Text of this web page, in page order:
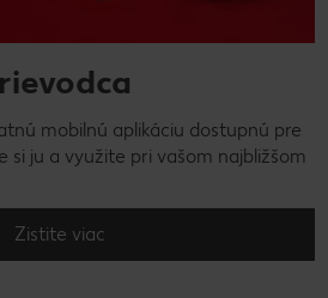
mobilnú aplikáciu dostupnú pre
si ju a využite pri vašom najbližšom
Zistite viac